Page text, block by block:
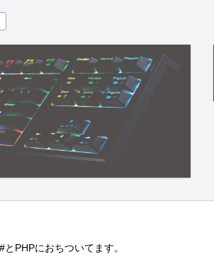
PHPにおちついてます。